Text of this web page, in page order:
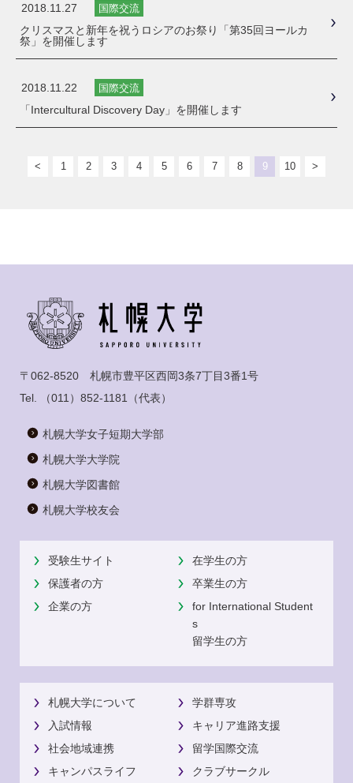
2018.11.27 国際交流
クリスマスと新年を祝うロシアのお祭り「第35回ヨールカ
祭」を開催します
2018.11.22 国際交流
「Intercultural Discovery Day」を開催します
< 1 2 3 4 5 6 7 8 9 10 >
〒062-8520 札幌市豊平区西岡3条7丁目3番1号
Tel.
（011）852-1181 （代表）
札幌大学女子短期大学部
札幌大学大学院
札幌大学図書館
札幌大学校友会
受験生サイト
在学生の方
保護者の方
卒業生の方
企業の方
for International Student
s
留学生の方
札幌大学について
学群専攻
入試情報
キャリア進路支援
社会地域連携
留学国際交流
キャンパスライフ
クラブサークル